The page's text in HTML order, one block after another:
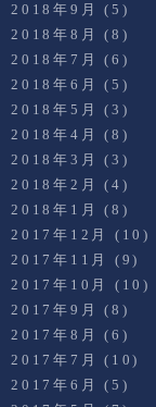
2018年9月
(5)
2018年8月
(8)
2018年7月
(6)
2018年6月
(5)
2018年5月
(3)
2018年4月
(8)
2018年3月
(3)
2018年2月
(4)
2018年1月
(8)
2017年12月
(10)
2017年11月
(9)
2017年10月
(10)
2017年9月
(8)
2017年8月
(6)
2017年7月
(10)
2017年6月
(5)